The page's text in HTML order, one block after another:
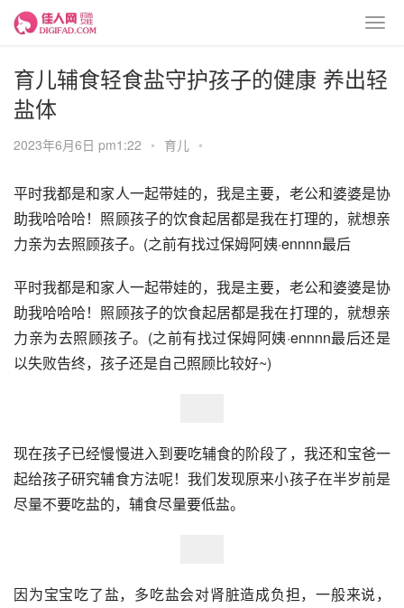
育儿辅食轻食盐守护孩子的健康 养出轻
盐体
2023年6月6日 pm1:22 • 育儿 •
平时我都是和家人一起带娃的，我是主要，老公和婆婆是协
助我哈哈哈！照顾孩子的饮食起居都是我在打理的，就想亲
力亲为去照顾孩子。(之前有找过保姆阿姨·ennnn最后
平时我都是和家人一起带娃的，我是主要，老公和婆婆是协
助我哈哈哈！照顾孩子的饮食起居都是我在打理的，就想亲
力亲为去照顾孩子。(之前有找过保姆阿姨·ennnn最后还是
以失败告终，孩子还是自己照顾比较好~)
现在孩子已经慢慢进入到要吃辅食的阶段了，我还和宝爸一
起给孩子研究辅食方法呢！我们发现原来小孩子在半岁前是
尽量不要吃盐的，辅食尽量要低盐。
因为宝宝吃了盐，多吃盐会对肾脏造成负担，一般来说，